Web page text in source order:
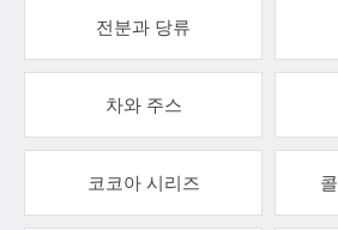
전분과 당류
차와 주스
코코아 시리즈